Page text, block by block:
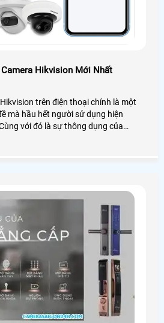
Hikvision Mới Nhất
trên điện thoại chính là một
mà hầu hết người sử dụng hiện